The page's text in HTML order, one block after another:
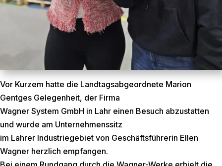
Vor Kurzem hatte die Landtagsabgeordnete Marion
Gentges Gelegenheit, der Firma
Wagner System GmbH in Lahr einen Besuch abzustatten
und wurde am Unternehmenssitz
im Lahrer Industriegebiet von Geschäftsführerin Ellen
Wagner herzlich empfangen.